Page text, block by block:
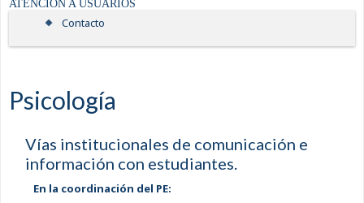
ATENCIÓN A USUARIOS
Contacto
Psicología
Vías institucionales de comunicación e
información con estudiantes.
En la coordinación del PE: